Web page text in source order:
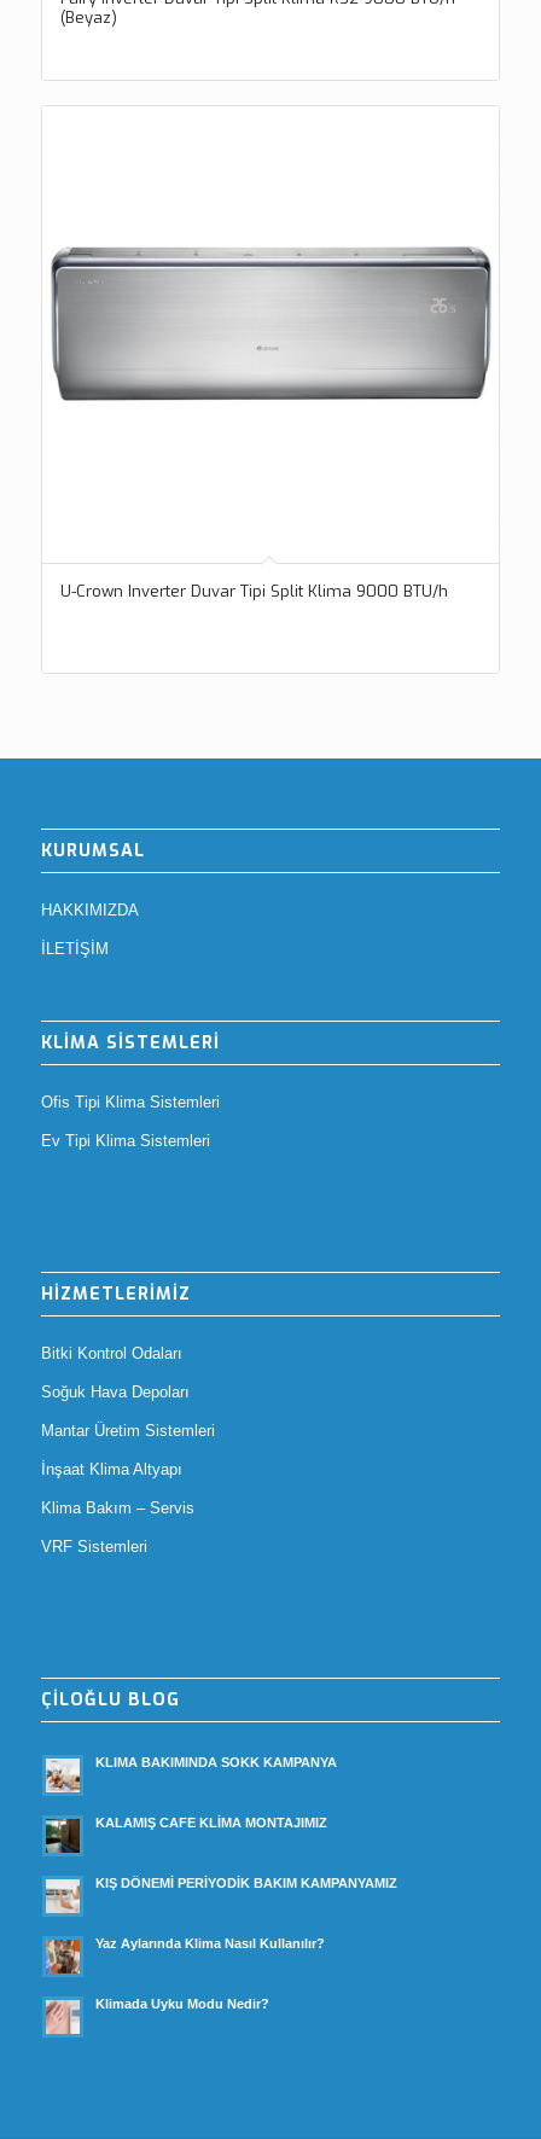
(Beyaz)
U-Crown Inverter Duvar Tipi Split Klima 9000 BTU/h
KURUMSAL
HAKKIMIZDA
İLETİŞİM
KLİMA SİSTEMLERİ
Ofis Tipi Klima Sistemleri
Ev Tipi Klima Sistemleri
HİZMETLERİMİZ
Bitki Kontrol Odaları
Soğuk Hava Depoları
Mantar Üretim Sistemleri
İnşaat Klima Altyapı
Klima Bakım – Servis
VRF Sistemleri
ÇİLOĞLU BLOG
KLIMA BAKIMINDA SOKK KAMPANYA
KALAMIŞ CAFE KLİMA MONTAJIMIZ
KIŞ DÖNEMİ PERİYODİK BAKIM KAMPANYAMIZ
Yaz Aylarında Klima Nasıl Kullanılır?
Klimada Uyku Modu Nedir?